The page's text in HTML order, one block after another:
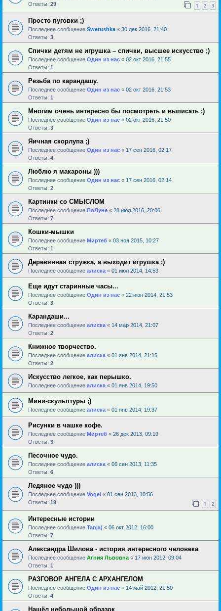
Ответы: 29 1 2 3
Просто пуговки ;)
Последнее сообщение Swetushka « 30 дек 2016, 21:40
Ответы: 3
Спички детям не игрушка – спички, высшее искусство ;)
Последнее сообщение Один из нас « 02 окт 2016, 21:55
Ответы: 1
Резьба по карандашу.
Последнее сообщение Один из нас « 02 окт 2016, 21:53
Ответы: 1
Многим очень интересно бы посмотреть и выписать ;)
Последнее сообщение Один из нас « 02 окт 2016, 21:50
Ответы: 3
Яичная скорлупа ;)
Последнее сообщение Один из нас « 17 сен 2016, 02:17
Ответы: 4
Люблю я макароны )))
Последнее сообщение Один из нас « 17 сен 2016, 02:14
Ответы: 2
Картинки со СМЫСЛОМ
Последнее сообщение ПоЛуне « 28 июл 2016, 20:06
Ответы: 7
Кошки-мышки
Последнее сообщение Миртеб « 03 ноя 2015, 10:27
Ответы: 1
Деревянная стружка, а выходит игрушка ;)
Последнее сообщение алиска « 01 июл 2014, 14:53
Еще идут старинные часы...
Последнее сообщение Один из нас « 22 июн 2014, 21:53
Ответы: 3
Карандаши...
Последнее сообщение алиска « 14 мар 2014, 21:07
Ответы: 2
Книжное творчество.
Последнее сообщение алиска « 01 янв 2014, 21:15
Ответы: 2
Искусство легкое, как перышко.
Последнее сообщение алиска « 01 янв 2014, 19:50
Мини-скульптуры ;)
Последнее сообщение алиска « 01 янв 2014, 19:37
Рисунки в чашке кофе.
Последнее сообщение Миртеб « 26 дек 2013, 09:19
Ответы: 3
Песочное чудо.
Последнее сообщение алиска « 06 сен 2013, 11:35
Ответы: 6
Ледяное чудо )))
Последнее сообщение Vogel « 01 сен 2013, 10:56
Ответы: 19 1 2
Интересные истории
Последнее сообщение Tanja) « 06 окт 2012, 16:00
Ответы: 7
Александра Шилова - история интересного человека
Последнее сообщение Агния Львовна « 17 июн 2012, 09:04
Ответы: 1
РАЗГОВОР АНГЕЛА С АРХАНГЕЛОМ
Последнее сообщение Один из нас « 14 май 2012, 21:50
Ответы: 4
Нашёл небольшой образок